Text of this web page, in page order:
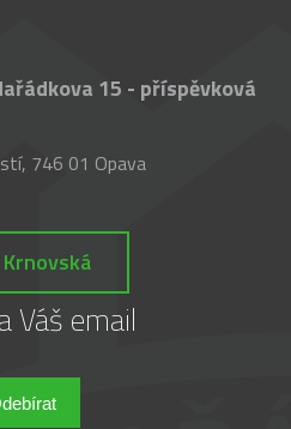
15 - příspěvková
746 01 Opava
Krnovská
Váš email